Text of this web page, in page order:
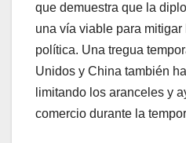
que demuestra que la
una vía viable para mitigar
política. Una tregua
Unidos y China también
limitando los aranceles y
comercio durante la